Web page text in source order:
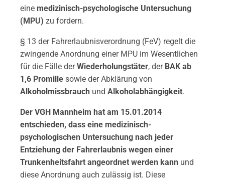
eine medizinisch-psychologische Untersuchung
(MPU) zu fordern.
§ 13 der Fahrerlaubnisverordnung (FeV) regelt die
zwingende Anordnung einer MPU im Wesentlichen
für die Fälle derWiederholungstäter, der BAK ab
1,6 Promille sowie der Abklärung von
Alkoholmissbrauch und Alkoholabhängigkeit.
Der VGH Mannheim hat am 15.01.2014
entschieden, dass eine medizinisch-
psychologischen Untersuchung nach jeder
Entziehung der Fahrerlaubnis wegen einer
Trunkenheitsfahrt angeordnet werden kann und
diese Anordnung auch zulässig ist. Diese